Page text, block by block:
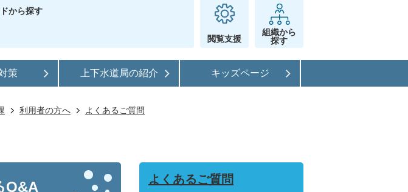
から探す
閲覧支援
組織から
探す
策 上下水道局の紹介 キッズページ
利用者の方へ
よくあるご質問
Q&A よくあるご質問